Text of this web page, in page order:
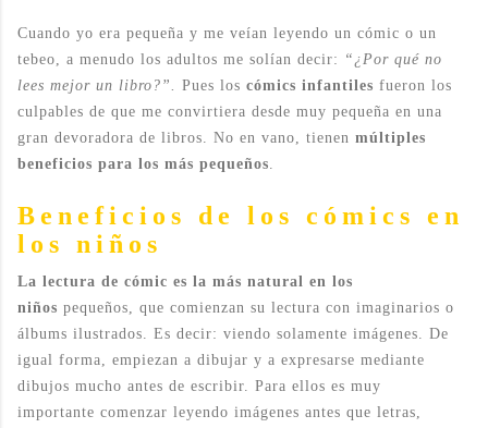
Cuando yo era pequeña y me veían leyendo un cómic o un
tebeo, a menudo los adultos me solían decir: “¿Por qué no
lees mejor un libro?”. Pues los cómics infantiles fueron los
culpables de que me convirtiera desde muy pequeña en una
gran devoradora de libros. No en vano, tienen múltiples
beneficios para los más pequeños
Beneficios de los cómics en
los niños
La lectura de cómic es la más natural en los
niños pequeños, que comienzan su lectura con imaginarios o
álbums ilustrados. Es decir: viendo solamente imágenes. De
igual forma, empiezan a dibujar y a expresarse mediante
dibujos mucho antes de escribir. Para ellos es muy
importante comenzar leyendo imágenes antes que letras,